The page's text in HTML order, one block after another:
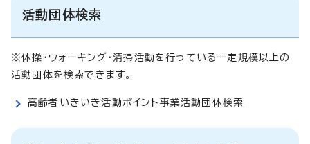
活動団体検索
※体操・ウォーキング・清掃活動を行っている一定規模以上の
活動団体を検索できます。
高齢者いきいき活動ポイント事業活動団体検索